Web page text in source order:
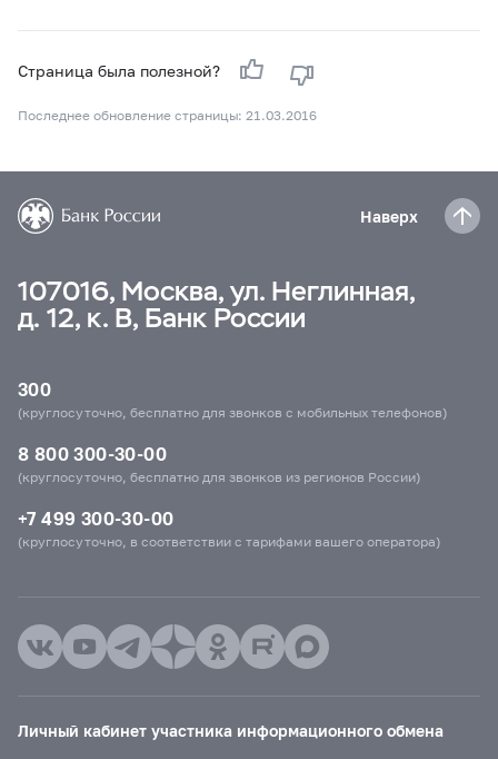
Страница была полезной?
Последнее обновление страницы: 21.03.2016
Наверх
107016, Москва, ул. Неглинная,
д. 12, к. В, Банк России
300
(круглосуточно, бесплатно для звонков с мобильных телефонов)
8 800 300-30-00
(круглосуточно, бесплатно для звонков из регионов России)
+7 499 300-30-00
(круглосуточно, в соответствии с тарифами вашего оператора)
Личный кабинет участника информационного обмена